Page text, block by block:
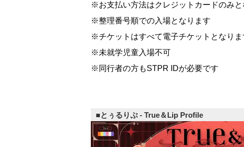
※お支払い方法はクレジットカードのみと
※整理番号順での入場となります
※チケットはすべて電子チケットとなりま
※未就学児童入場不可
※同行者の方もSTPR IDが必要です
■とぅるりぷ - True＆Lip Profile